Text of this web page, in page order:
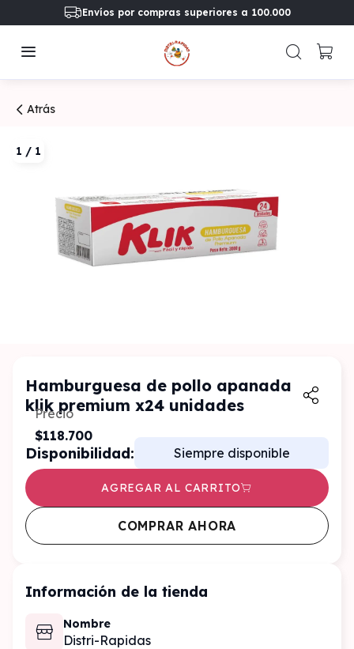
Envíos por compras superiores a 100.000
Atrás
1 / 1
Hamburguesa de pollo apanada
klik premium x24 unidades
Precio
$118.700
Disponibilidad: Siempre disponible
AGREGAR AL CARRITO
COMPRAR AHORA
Información de la tienda
Nombre
Distri-Rapidas